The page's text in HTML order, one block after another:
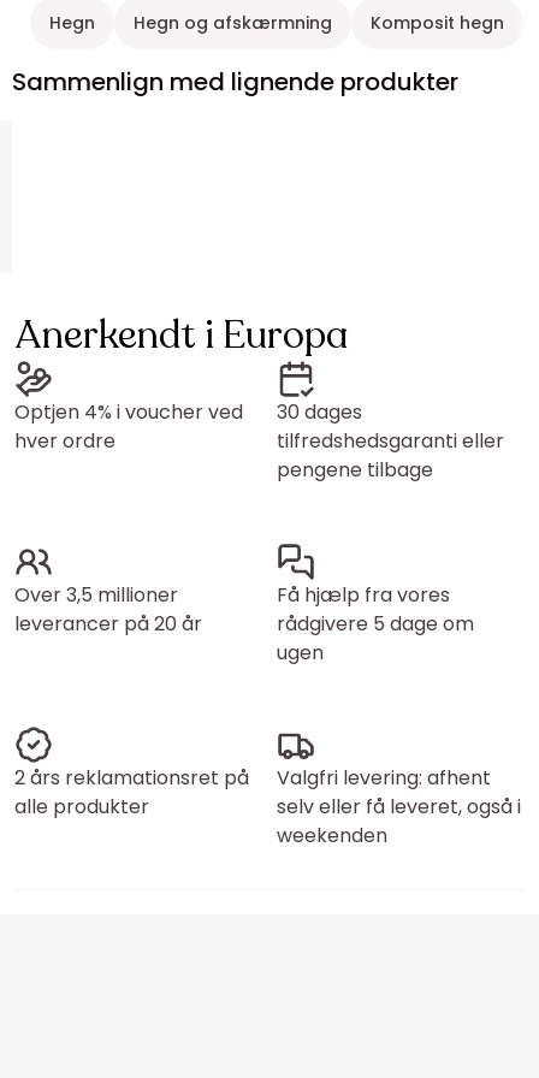
Hegn Hegn og afskærmning Komposit hegn
Sammenlign med lignende produkter
Anerkendt i Europa
Optjen 4% i voucher ved
hver ordre
30 dages
tilfredshedsgaranti eller
pengene tilbage
Over 3,5 millioner
leverancer på 20 år
Få hjælp fra vores
rådgivere 5 dage om
ugen
2 års reklamationsret på
alle produkter
Valgfri levering: afhent
selv eller få leveret, også i
weekenden